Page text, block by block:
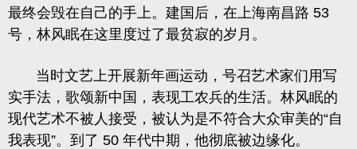
最终会毁在自己的手上。建国后，在上海南昌路 53
号，林风眠在这里度过了最贫寂的岁月。
当时文艺上开展新年画运动，号召艺术家们用写
实手法，歌颂新中国，表现工农兵的生活。林风眠的
现代艺术不被人接受，被认为是不符合大众审美的“自
我表现”。到了 50 年代中期，他彻底被边缘化。